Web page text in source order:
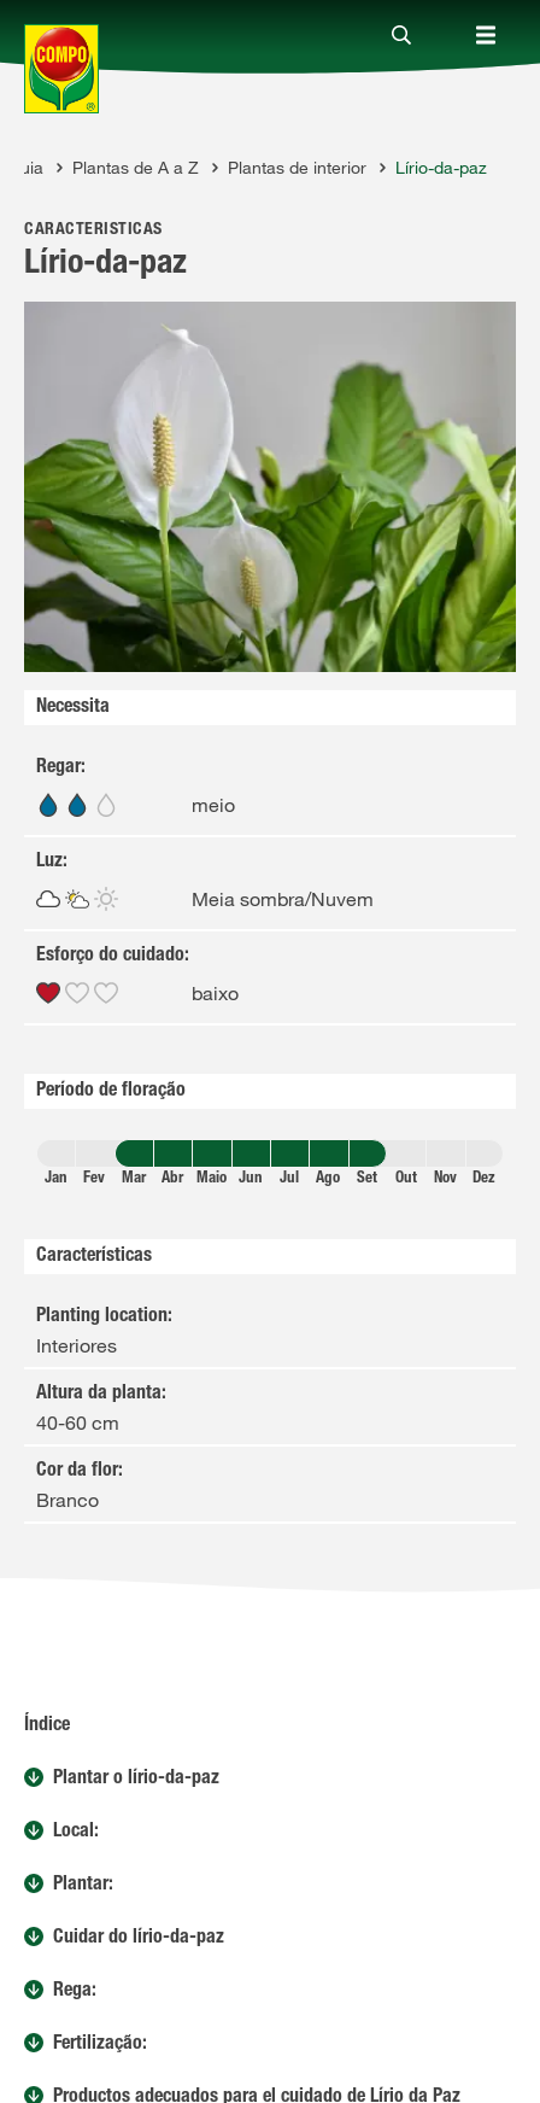
Produtos
Guia
Guia Plantas de A a Z Plantas de interior Lírio-da-paz
CARACTERÍSTICAS
Lírio-da-paz
Necessita
Regar:
meio
Luz:
Meia sombra/Nuvem
Esforço do cuidado:
baixo
Período de floração
Jan Fev Mar Abr Maio Jun Jul Ago Set Out Nov Dez
Características
Planting location:
Interiores
Altura da planta:
40-60 cm
Cor da flor:
Branco
Índice
Plantar o lírio-da-paz
Local:
Plantar:
Cuidar do lírio-da-paz
Rega:
Fertilização:
Productos adecuados para el cuidado de Lírio da Paz